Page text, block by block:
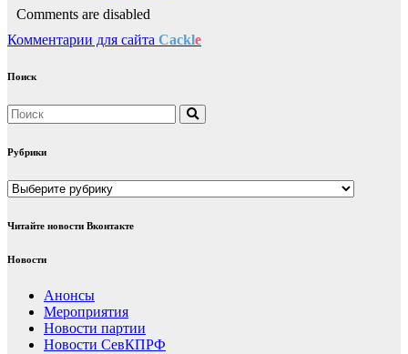
Comments are disabled
Комментарии для сайта Cackle
Поиск
Рубрики
Рубрики
Читайте новости Вконтакте
Новости
Анонсы
Мероприятия
Новости партии
Новости СевКПРФ